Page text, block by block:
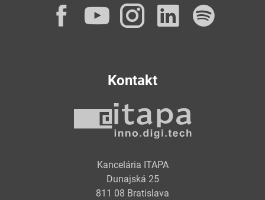
Facebook
YouTube
Instagram
Kontakt
Kancelária ITAPA
Dunajská 25
811 08 Bratislava